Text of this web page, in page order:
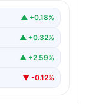
▲ +0.18%
▲ +0.32%
▲ +2.59%
▼ -0.12%